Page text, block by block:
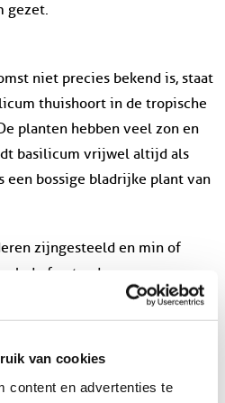
van cookies
content en advertenties te
gezet.
niet precies bekend is, staat
thuishoort in de tropische
planten hebben veel zon en
basilicum vrijwel altijd als
een bossige bladrijke plant van
zijngesteeld en min of
glad of getand.
gekleurd of behaard blad. In
tot lilakleurige bloemen van
staan in vrij dichte trossen